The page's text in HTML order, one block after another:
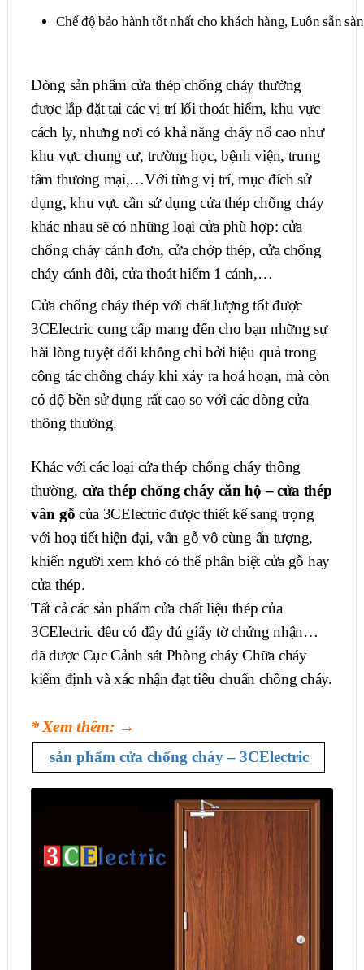
Chế độ bảo hành tốt nhất cho khách hàng, Luôn sẵn
Dòng sản phẩm cửa thép chống cháy thường
được lắp đặt tại các vị trí lối thoát hiểm, khu vực
cách ly, nhưng nơi có khả năng cháy nổ cao như
khu vực chung cư, trường học, bệnh viện, trung
tâm thương mại,…Với từng vị trí, mục đích sử
dụng, khu vực cần sử dụng cửa thép chống cháy
khác nhau sẽ có những loại cửa phù hợp: cửa
chống cháy cánh đơn, cửa chớp thép, cửa chống
cháy cánh đôi, cửa thoát hiểm 1 cánh,…
Cửa chống cháy thép với chất lượng tốt được
3CElectric cung cấp mang đến cho bạn những sự
hài lòng tuyệt đối không chỉ bởi hiệu quả trong
công tác chống cháy khi xảy ra hoả hoạn, mà còn
có độ bền sử dụng rất cao so với các dòng cửa
thông thường.
Khác với các loại cửa thép chống cháy thông
thường, cửa thép chống cháy căn hộ – cửa thép
vân gỗ của 3CElectric được thiết kế sang trọng
với hoạ tiết hiện đại, vân gỗ vô cùng ấn tượng,
khiến người xem khó có thể phân biệt cửa gỗ hay
cửa thép.
Tất cả các sản phẩm cửa chất liệu thép của
3CElectric đều có đầy đủ giấy tờ chứng nhận…
đã được Cục Cảnh sát Phòng cháy Chữa cháy
kiểm định và xác nhận đạt tiêu chuẩn chống cháy.
* Xem thêm: →
sản phẩm cửa chống cháy – 3CElectric